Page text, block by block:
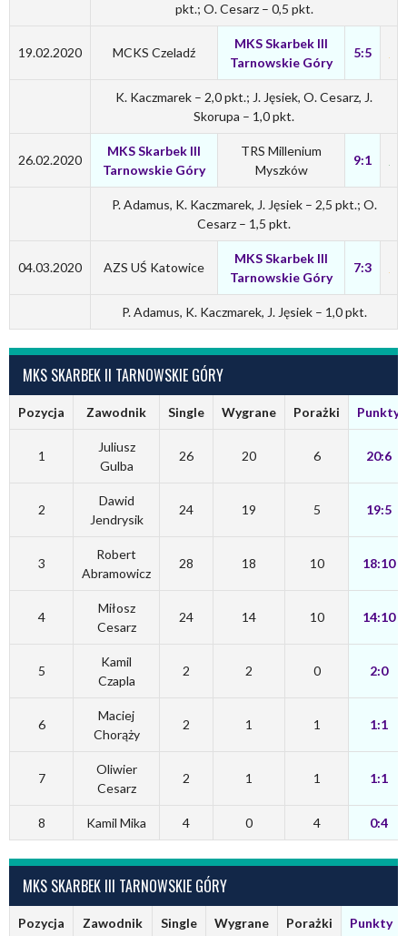
pkt.; O. Cesarz – 0,5 pkt.
19.02.2020 MCKS Czeladź
MKS Skarbek III
Tarnowskie Góry
5:5
K. Kaczmarek – 2,0 pkt.; J. Jęsiek, O. Cesarz, J.
Skorupa – 1,0 pkt.
26.02.2020
MKS Skarbek III
Tarnowskie Góry
TRS Millenium
Myszków
9:1
P. Adamus, K. Kaczmarek, J. Jęsiek – 2,5 pkt.; O.
Cesarz – 1,5 pkt.
04.03.2020 AZS UŚ Katowice
MKS Skarbek III
Tarnowskie Góry
7:3
P. Adamus, K. Kaczmarek, J. Jęsiek – 1,0 pkt.
MKS SKARBEK II TARNOWSKIE GÓRY
Pozycja Zawodnik Single Wygrane Porażki Punkty
1
Juliusz
Gulba
26 20 6 20:6
2
Dawid
Jendrysik
24 19 5 19:5
3
Robert
Abramowicz
28 18 10 18:10
4
Miłosz
Cesarz
24 14 10 14:10
5
Kamil
Czapla
2 2 0 2:0
6
Maciej
Chorąży
2 1 1 1:1
7
Oliwier
Cesarz
2 1 1 1:1
8 Kamil Mika 4 0 4 0:4
MKS SKARBEK III TARNOWSKIE GÓRY
Pozycja Zawodnik Single Wygrane Porażki Punkty